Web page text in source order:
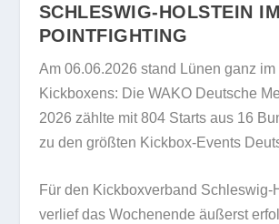
SCHLESWIG-HOLSTEIN IM
POINTFIGHTING
Am 06.06.2026 stand Lünen ganz
Kickboxens: Die WAKO Deutsche
2026 zählte mit 804 Starts aus 16
zu den größten Kickbox-Events
Für den Kickboxverband Schleswig-
verlief das Wochenende äußerst